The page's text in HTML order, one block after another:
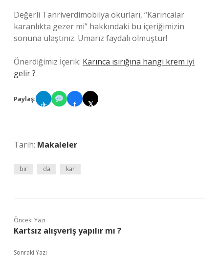
Değerli Tanriverdimobilya okurları, “Karıncalar
karanlıkta gezer mi” hakkındaki bu içeriğimizin
sonuna ulaştınız. Umarız faydalı olmuştur!
Önerdiğimiz İçerik: Karınca ısırığına hangi krem iyi
gelir ?
Paylaş:
✈ f 𝕏
Tarih: Makaleler
bir da kar
Önceki Yazı
Kartsız alışveriş yapılır mı ?
Sonraki Yazı